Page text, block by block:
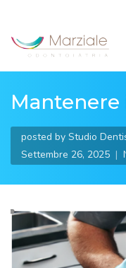
posted by Studio
Settembre 26, 2025